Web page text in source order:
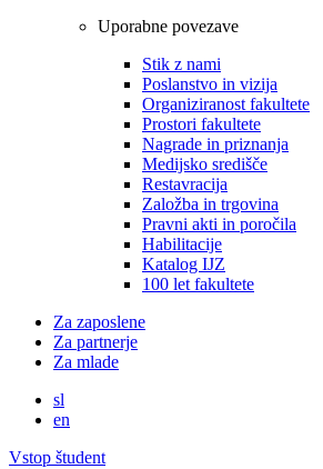
Uporabne povezave
Stik z nami
Poslanstvo in vizija
Organiziranost fakultete
Prostori fakultete
Nagrade in priznanja
Medijsko središče
Restavracija
Založba in trgovina
Pravni akti in poročila
Habilitacije
Katalog IJZ
100 let fakultete
Za zaposlene
Za partnerje
Za mlade
sl
en
Vstop študent